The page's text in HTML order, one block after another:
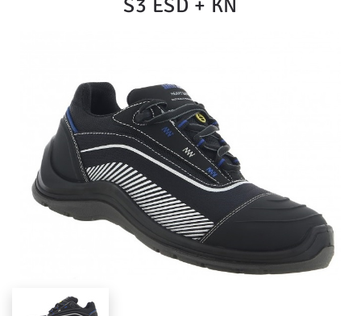
S3 ESD + KN